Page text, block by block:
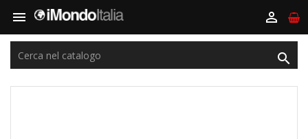
 
